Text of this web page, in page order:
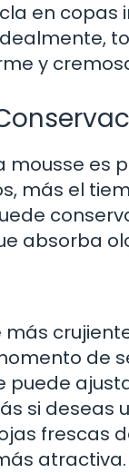
en copas
y
mousse es
más el
absorba
más
de
si deseas
frescas
atractiva.